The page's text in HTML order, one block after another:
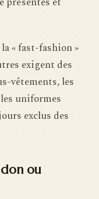
« fast-fashion »
exigent des
vêtements, les
uniformes
exclus des
ou